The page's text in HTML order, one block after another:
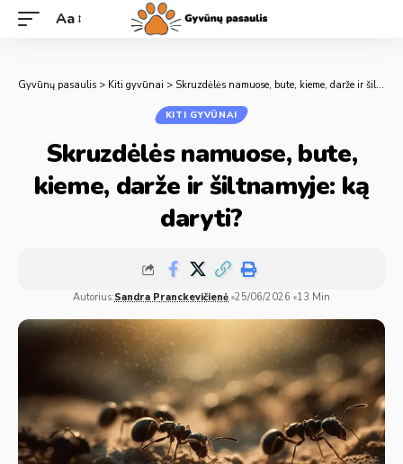
Aa
Gyvūnų pasaulis > Kiti gyvūnai > Skruzdėlės namuose, bute, kieme, darže ir šiltnamyje: ką daryti?
KITI GYVŪNAI
Skruzdėlės namuose, bute,
kieme, darže ir šiltnamyje: ką
daryti?
Autorius:Sandra Pranckevičienė 25/06/2026 13 Min